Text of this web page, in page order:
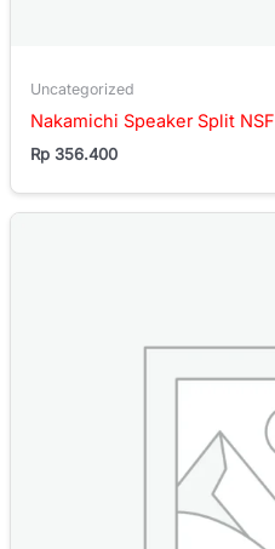
Uncategorized
Nakamichi Speaker Split
Rp 356.400